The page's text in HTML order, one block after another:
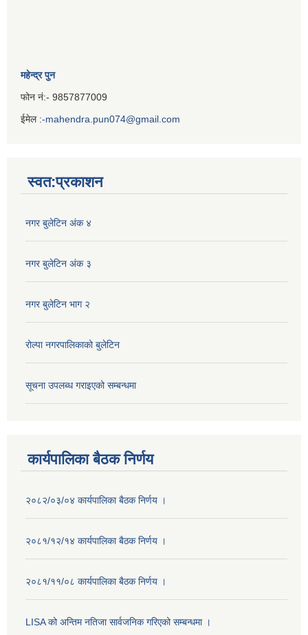
महेन्द्र पुन
फोन नं:- 9857877009
ईमेल :-mahendra.pun074@gmail.com
स्वत:प्रकाशन
नगर बुलेटिन अंक ४
नगर बुलेटिन अंक ३
नगर बुलेटिन भाग २
रोल्पा नगरपालिकाको बुलेटिन
सूचना उपलब्ध गराइएको सम्बन्धमा
कार्यपालिका बैठक निर्णय
२०८२/०३/०४ कार्यपालिका बैठक निर्णय ।
२०८१/१२/१४ कार्यपालिका बैठक निर्णय ।
२०८१/११/०८ कार्यपालिका बैठक निर्णय ।
LISA को अन्तिम नतिजा सार्वजनिक गरिएको सम्बन्धमा ।